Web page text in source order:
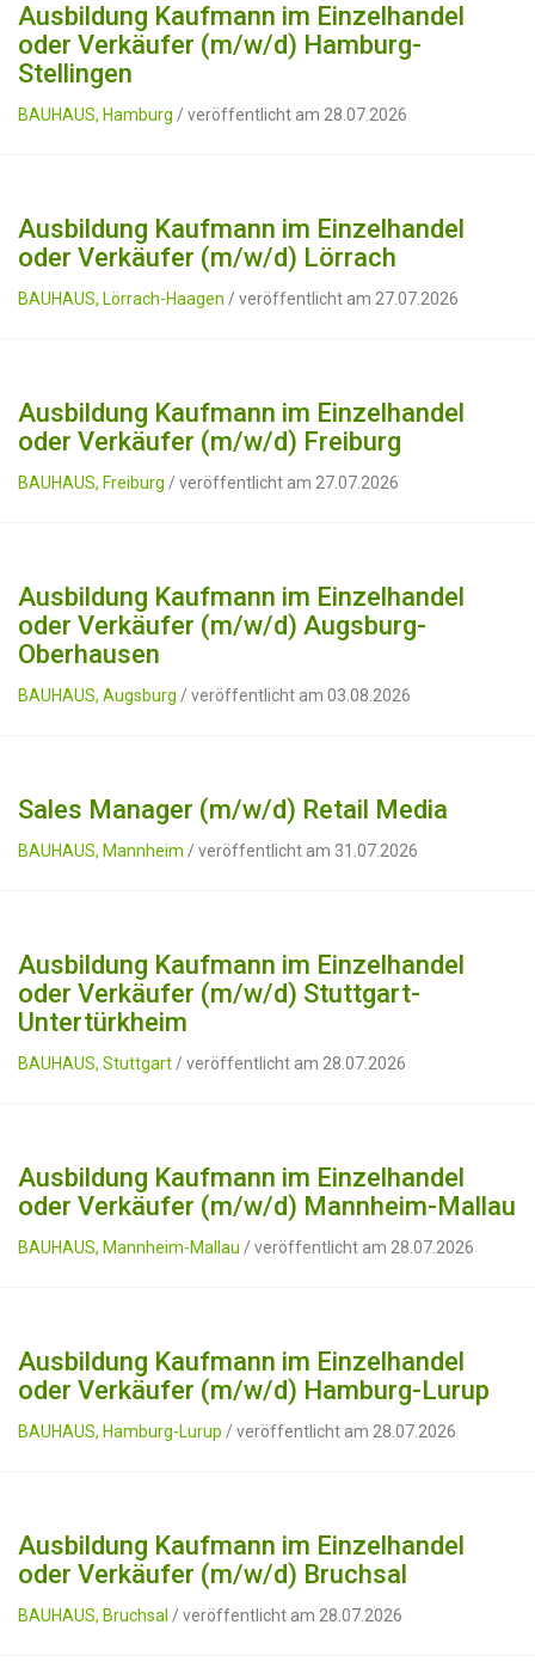
Ausbildung Kaufmann im Einzelhandel
oder Verkäufer (m/w/d) Hamburg-
Stellingen
BAUHAUS, Hamburg / veröffentlicht am 28.07.2026
Ausbildung Kaufmann im Einzelhandel
oder Verkäufer (m/w/d) Lörrach
BAUHAUS, Lörrach-Haagen / veröffentlicht am 27.07.2026
Ausbildung Kaufmann im Einzelhandel
oder Verkäufer (m/w/d) Freiburg
BAUHAUS, Freiburg / veröffentlicht am 27.07.2026
Ausbildung Kaufmann im Einzelhandel
oder Verkäufer (m/w/d) Augsburg-
Oberhausen
BAUHAUS, Augsburg / veröffentlicht am 03.08.2026
Sales Manager (m/w/d) Retail Media
BAUHAUS, Mannheim / veröffentlicht am 31.07.2026
Ausbildung Kaufmann im Einzelhandel
oder Verkäufer (m/w/d) Stuttgart-
Untertürkheim
BAUHAUS, Stuttgart / veröffentlicht am 28.07.2026
Ausbildung Kaufmann im Einzelhandel
oder Verkäufer (m/w/d) Mannheim-Mallau
BAUHAUS, Mannheim-Mallau / veröffentlicht am 28.07.2026
Ausbildung Kaufmann im Einzelhandel
oder Verkäufer (m/w/d) Hamburg-Lurup
BAUHAUS, Hamburg-Lurup / veröffentlicht am 28.07.2026
Ausbildung Kaufmann im Einzelhandel
oder Verkäufer (m/w/d) Bruchsal
BAUHAUS, Bruchsal / veröffentlicht am 28.07.2026